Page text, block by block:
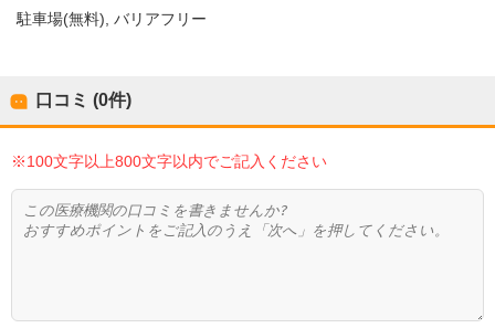
駐車場(無料) バリアフリー
口コミ (0件)
※100文字以上800文字以内でご記入ください